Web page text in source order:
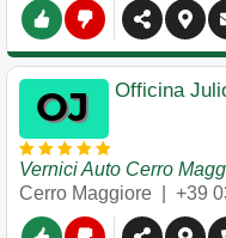
Officina
Vernici Auto Cerro
Cerro Maggiore
+39